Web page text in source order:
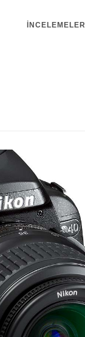
İNCELEMELER